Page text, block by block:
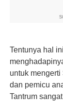
Tentunya hal
untuk
dan pemicu
Tantrum